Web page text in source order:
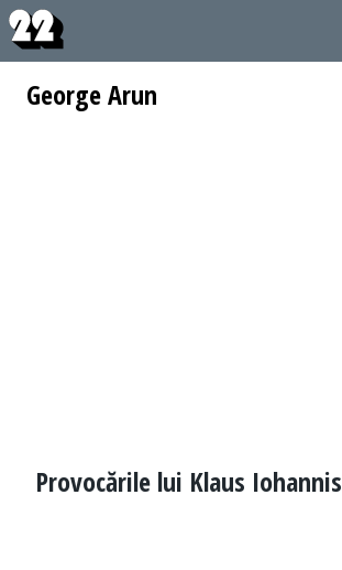
George Arun
Provocările lui Klaus Iohannis